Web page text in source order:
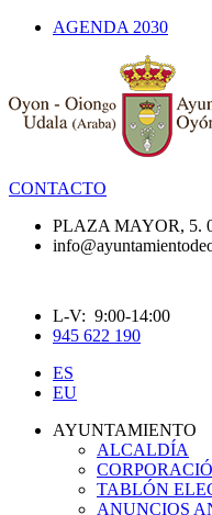
AGENDA 2030
CONTACTO
PLAZA MAYOR, 5.
L-V: 9:00-14:00
945 622 190
ES
EU
AYUNTAMIENTO
ALCALDÍA
TABLÓN
ANUNCIOS